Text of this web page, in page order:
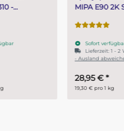
MIPA E90 2K Spachtel
1 - 2 Werktage(DE